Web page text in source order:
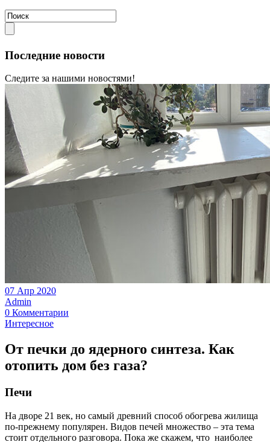
Последние новости
Следите за нашими новостями!
07 Апр 2020
Admin
0 Комментарии
Интересное
От печки до ядерного синтеза. Как
отопить дом без газа?
Печи
На дворе 21 век, но самый древний способ обогрева жилища
по-прежнему популярен. Видов печей множество – эта тема
стоит отдельного разговора. Пока же скажем, что наиболее